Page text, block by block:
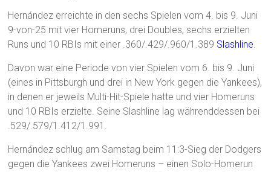
Hernández erreichte in den sechs Spielen vom 4. bis 9. Juni
9-von-25 mit vier Homeruns, drei Doubles, sechs erzielten
Runs und 10 RBIs mit einer .360/.429/.960/1.389 Slashline.
Davon war eine Periode von vier Spielen vom 6. bis 9. Juni
(eines in Pittsburgh und drei in New York gegen die Yankees),
in denen er jeweils Multi-Hit-Spiele hatte und vier Homeruns
und 10 RBIs erzielte. Seine Slashline lag währenddessen bei
.529/.579/1.412/1.991.
Hernández schlug am Samstag beim 11:3-Sieg der Dodgers
gegen die Yankees zwei Homeruns – einen Solo-Homerun